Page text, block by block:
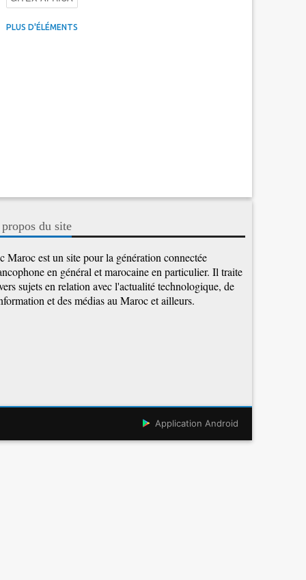
4G au Maroc
PLUS D'ÉLÉMENTS
du site
Maroc est un site pour la génération connectée
en général et marocaine en particulier. Il traite
sujets en relation avec l'actualité technologique, de
et des médias au Maroc et ailleurs.
Application Android